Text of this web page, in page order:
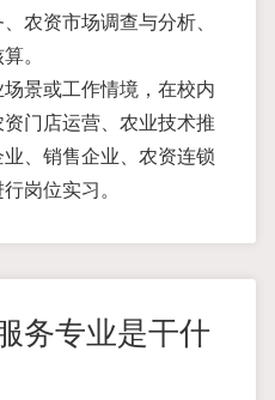
农资市场调查与分析、
。
景或工作情境，在校内
门店运营、农业技术推
、销售企业、农资连锁
岗位实习。
务专业是干什